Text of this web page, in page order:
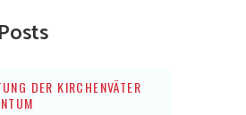
DER KIRCHENVÄTER